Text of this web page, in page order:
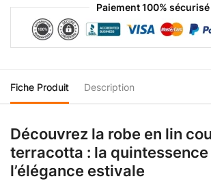
Paiement 100% sécurisé
Fiche Produit Description
Découvrez la robe en lin
terracotta : la quintessence
l’élégance estivale